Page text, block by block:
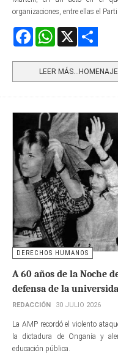
organizaciones, entre ellas el
FacebookWhatsApp
LEER
DERECHOS HUMANOS
A 60 años de la Noche
defensa de la
REDACCIÓN 30 JULIO 2026
La AMP recordó el violento
la dictadura de Onganía y
educación pública.